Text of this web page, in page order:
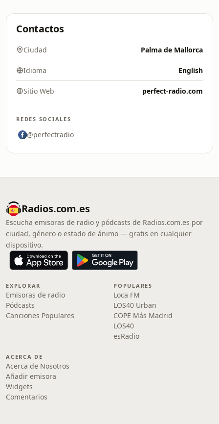
Contactos
Ciudad Palma de Mallorca
Idioma English
Sitio Web perfect-radio.com
REDES SOCIALES
@perfectradio
Radios.com.es
Escucha emisoras de radio y pódcasts de Radios.com.es por
ciudad, género o estado de ánimo — gratis en cualquier
dispositivo.
EXPLORAR
Emisoras de radio
Pódcasts
Canciones Populares
POPULARES
Loca FM
LOS40 Urban
COPE Más Madrid
LOS40
esRadio
ACERCA DE
Acerca de Nosotros
Añadir emisora
Widgets
Comentarios